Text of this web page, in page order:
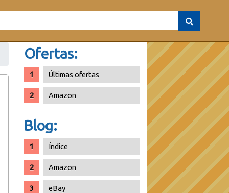
Ofertas:
Últimas ofertas
Amazon
Blog:
Índice
Amazon
eBay